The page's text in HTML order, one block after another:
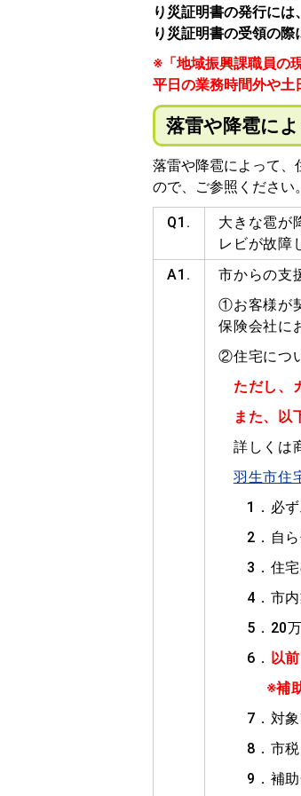
り災証明書の発行には
り災証明書の受領の際
※「地域振興課職員の
平日の業務時間外や土
落雷や降雹に
落雷や降雹によって、
ので、ご参照ください。
Q1.
大きな雹が
レビが故障
A1.
市からの支
①お客様が
保険会社に
②住宅につ
ただし、
また、以
詳しくは
羽生市住
1．必
2．自
3．住
4．市
5．20
6． 以
※補助
7．対
8．市
9．補